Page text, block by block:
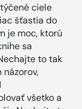
ciele
šťastia do
je moc, ktorú
sa
to tak
všetko a